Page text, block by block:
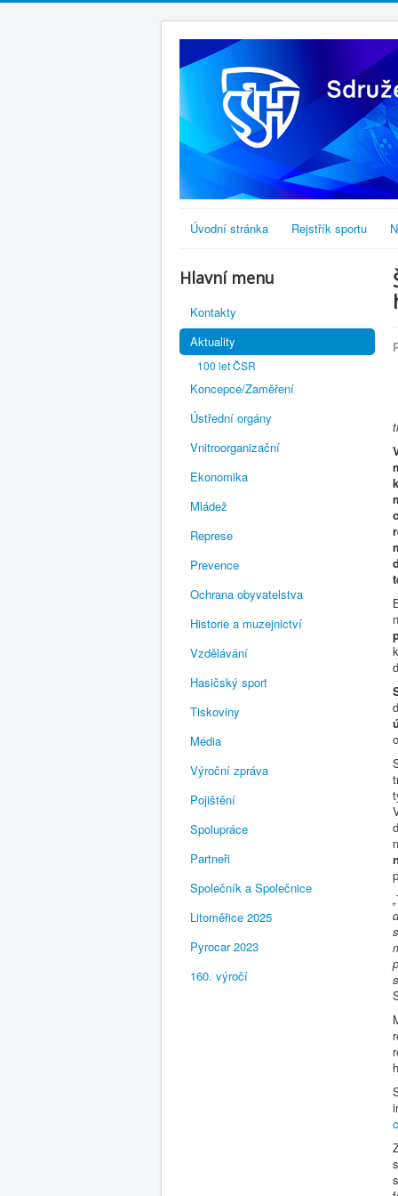
Úvodní stránka Rejstřík sportu
Hlavní menu
Kontakty
Aktuality
100 let ČSR
Koncepce/Zaměření
Ústřední orgány
Vnitroorganizační
Ekonomika
Mládež
Represe
Prevence
Ochrana obyvatelstva
Historie a muzejnictví
Vzdělávání
Hasičský sport
Tiskoviny
Média
Výroční zpráva
Pojištění
Spolupráce
Partneři
Společník a Společnice
Litoměřice 2025
Pyrocar 2023
160. výročí